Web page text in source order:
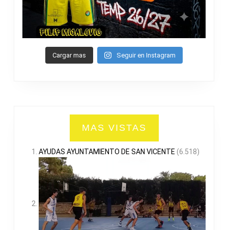
Cargar mas Seguir en Instagram
MAS VISTAS
AYUDAS AYUNTAMIENTO DE SAN VICENTE (6.518)